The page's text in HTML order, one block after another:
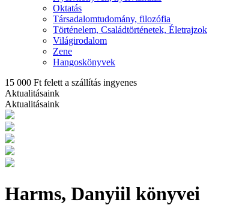
Oktatás
Társadalomtudomány, filozófia
Történelem, Családtörténetek, Életrajzok
Világirodalom
Zene
Hangoskönyvek
15 000 Ft felett a szállítás ingyenes
Aktualitásaink
Aktualitásaink
Harms, Danyiil könyvei